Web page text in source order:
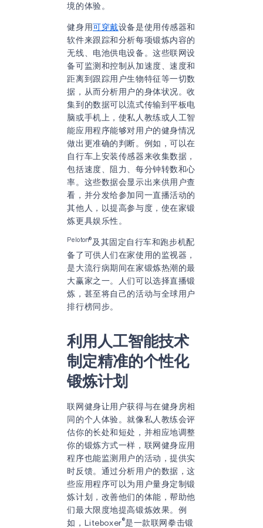
境的体验。
健身用可穿戴设备是使用传感器和
软件来跟踪和分析每项锻炼内容的
无线、电池供电设备。这些联网设
备可监测和控制从加速度、速度和
距离到跟踪用户生物特征等一切数
据，从而分析用户的身体状况。收
集到的数据可以流式传输到平板电
脑或手机上，使私人教练或人工智
能应用程序能够对用户的健身情况
做出更准确的判断。例如，可以在
自行车上安装传感器来收集数据，
包括速度、阻力、每分钟转数和心
率。这些数据会显示出来供用户查
看，并分发给参加同一直播活动的
其他人，以提高参与度，使在家锻
炼更具娱乐性。
Peloton®及其固定自行车和跑步机配
备了可供人们在家使用的监视器，
是大流行病期间在家锻炼热潮的最
大赢家之一。人们可以选择直播锻
炼，甚至将自己的活动与全球用户
排行榜同步。
利用人工智能技术
制定精准的个性化
锻炼计划
联网健身让用户获得与在健身房相
同的个人体验。就像私人教练会评
估你的长处和短处，并相应地调整
你的锻炼方式一样，联网健身应用
程序也能监测用户的活动，提供实
时反馈。通过分析用户的数据，这
些应用程序可以为用户量身定制锻
炼计划，改善他们的体能，帮助他
们最大限度地提高锻炼效果。例
如，Liteboxer®是一款联网拳击锻